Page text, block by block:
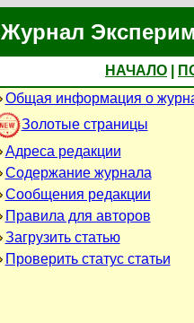
Журнал
НАЧАЛО
Общая информация о
Золотые страницы
Адреса редакции
Содержание журнала
Сообщения редакции
Правила для авторов
Загрузить статью
Проверить статус статьи